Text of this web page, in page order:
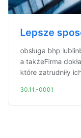
Lepsze
obsługa bhp
a takżeFirma
które zatrudniły
30.11.-0001